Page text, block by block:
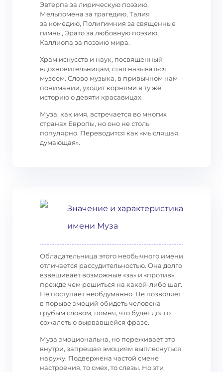
Эвтерпа за лирическую поэзию,
Мельпомена за трагедию, Талия
за комедию, Полигимния за священные
гимны, Эрато за любовную поэзию,
Каллиопа за поэзию мира.
Храм искусств и наук, посвященный
вдохновительницам, стал называться
музеем. Слово музыка, в привычном нам
понимании, уходит корнями в ту же
историю о девяти красавицах.
Муза, как имя, встречается во многих
странах Европы, но оно не столь
популярно. Переводится как «мыслящая,
думающая».
Значение и характеристика
имени Муза
Обладательница этого необычного имени
отличается рассудительностью. Она долго
взвешивает возможные «за» и «против»,
прежде чем решиться на какой-либо шаг.
Не поступает необдуманно. Не позволяет
в порыве эмоций обидеть человека
грубым словом, помня, что будет долго
сожалеть о вырвавшейся фразе.
Муза эмоциональна, но переживает это
внутри, запрещая эмоциям выплеснуться
наружу. Подвержена частой смене
настроения, то смех, то слезы. Но эти